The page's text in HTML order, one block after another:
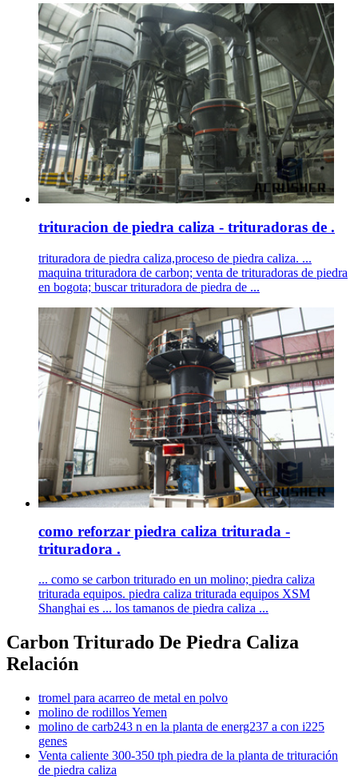
trituracion de piedra caliza - trituradoras de .
trituradora de piedra caliza,proceso de piedra caliza. ...
maquina trituradora de carbon; venta de trituradoras de piedra
en bogota; buscar trituradora de piedra de ...
como reforzar piedra caliza triturada -
trituradora .
... como se carbon triturado en un molino; piedra caliza
triturada equipos. piedra caliza triturada equipos XSM
Shanghai es ... los tamanos de piedra caliza ...
Carbon Triturado De Piedra Caliza
Relación
tromel para acarreo de metal en polvo
molino de rodillos Yemen
molino de carb243 n en la planta de energ237 a con i225
genes
Venta caliente 300-350 tph piedra de la planta de trituración
de piedra caliza